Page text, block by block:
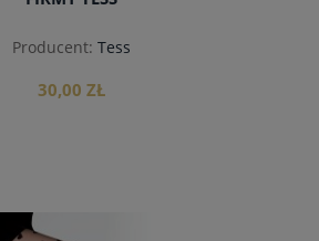
Producent: Tess
30,00 ZŁ
do koszyka